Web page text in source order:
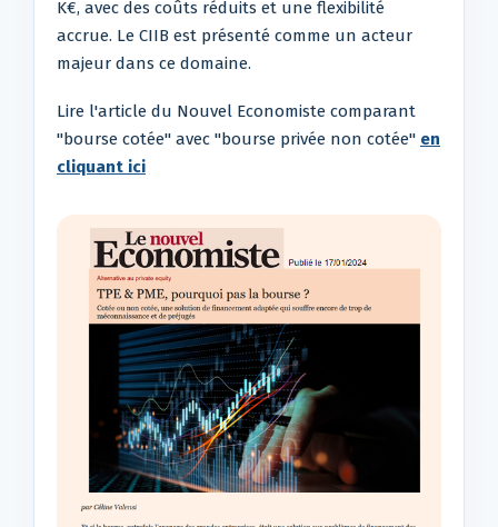
K€, avec des coûts réduits et une flexibilité
accrue. Le CIIB est présenté comme un acteur
majeur dans ce domaine.
Lire l'article du Nouvel Economiste comparant
"bourse cotée" avec "bourse privée non cotée" en
cliquant ici